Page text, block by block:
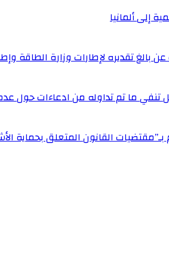
إلى ألمانيا
بالغ تقديره لإطارات وزارة الطاقة
تنفي ما تم تداوله من ادعاءات حول
القانون المتعلق